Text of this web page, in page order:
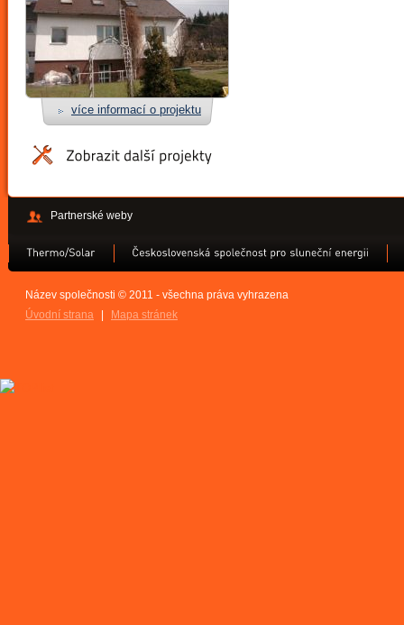
více informací o projektu
Partnerské weby
Název společnosti © 2011 - všechna práva vyhrazena
Úvodní strana
Mapa stránek